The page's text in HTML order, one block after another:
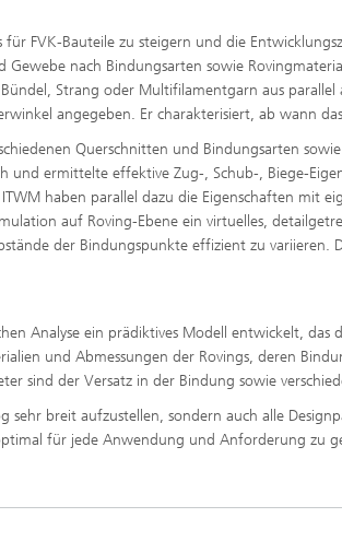
FVK-Bauteile zu steigern und die
Gewebe nach Bindungsarten sowie
Strang oder Multifilamentgarn aus parallel
angegeben. Er charakterisiert, ab wann
Querschnitten und Bindungsarten
und ermittelte effektive Zug-, Schub-, Biege-
haben parallel dazu die Eigenschaften mit
auf Roving-Ebene ein virtuelles,
der Bindungspunkte effizient zu variieren.
Analyse ein prädiktives Modell entwickelt, das
und Abmessungen der Rovings, deren
sind der Versatz in der Bindung sowie
breit aufzustellen, sondern auch alle
für jede Anwendung und Anforderung zu